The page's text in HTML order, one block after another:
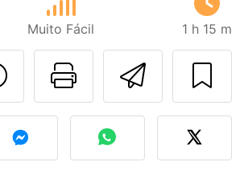
Muito Fácil 1 h 15 m
Imprima
Falar com o autor
receita?